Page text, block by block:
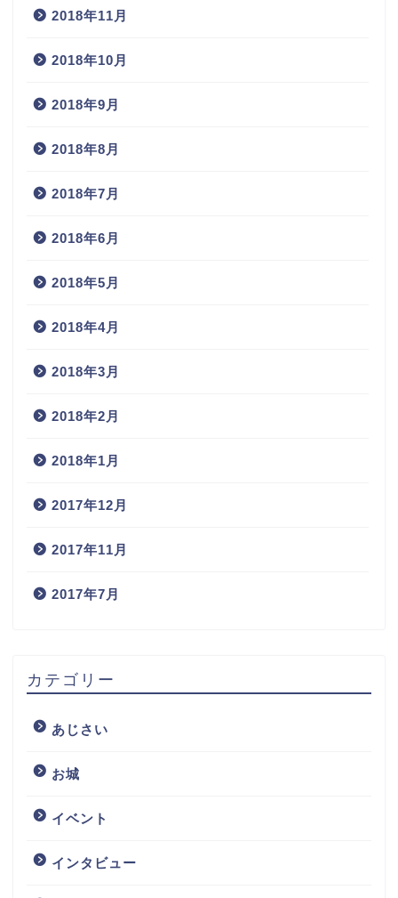
2018年11月
2018年10月
2018年9月
2018年8月
2018年7月
2018年6月
2018年5月
2018年4月
2018年3月
2018年2月
2018年1月
2017年12月
2017年11月
2017年7月
カテゴリー
あじさい
お城
イベント
インタビュー